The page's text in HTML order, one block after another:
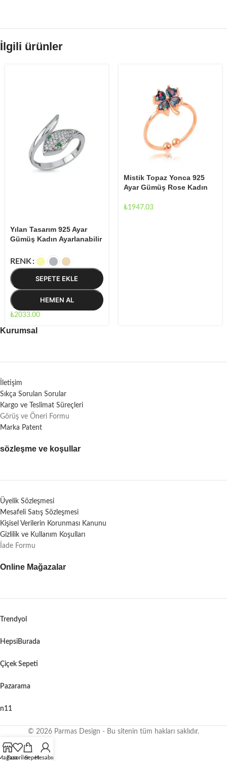
İlgili ürünler
Yılan Tasarım 925 Ayar
Gümüş Kadın Ayarlanabilir
RENK
SEPETE EKLE
HEMEN AL
₺2033.00
Mistik Topaz Yonca 925
Ayar Gümüş Rose Kadın
₺1947.03
Kurumsal
İletişim
Sıkça Sorulan Sorular
Kargo ve Teslimat Süreçleri
Görüş ve Öneri Formu
Marka Patent
sözleşme ve koşullar
Üyelik Sözleşmesi
Mesafeli Satış Sözleşmesi
Kişisel Verilerin Korunması Kanunu
Gizlilik ve Kullanım Koşulları
İade Formu
Online Mağazalar
Trendyol
HepsiBurada
Çiçek Sepeti
Pazarama
n11
© 2026 Parmas Design - Bu sitenin tüm hakları saklıdır.
When autocomplete results are available use up and down arrows to
FavorilerSepetHesabım